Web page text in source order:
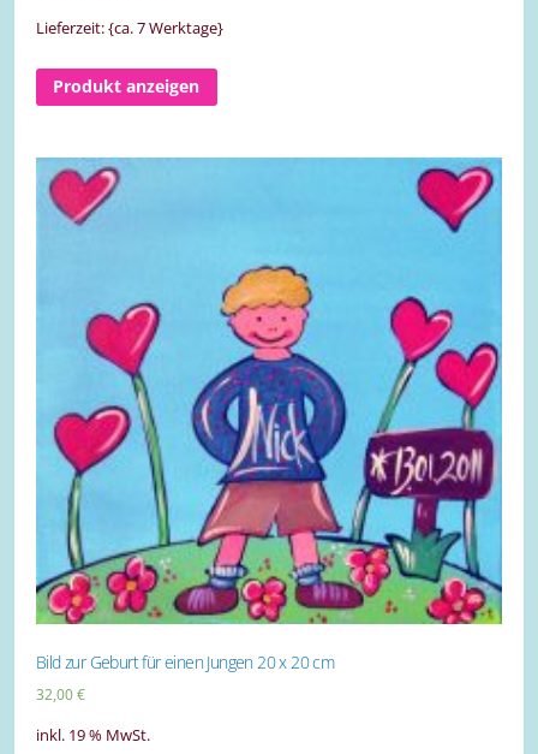
Lieferzeit: {ca. 7 Werktage}
Produkt anzeigen
Bild zur Geburt für einen Jungen 20 x 20 cm
32,00€
inkl. 19 % MwSt.